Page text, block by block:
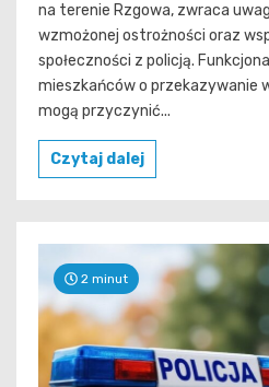
na terenie Rzgowa, zwraca
wzmożonej ostrożności oraz
społeczności z policją.
mieszkańców o przekazywanie
mogą przyczynić...
Czytaj dalej
2 minut